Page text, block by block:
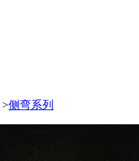
>侧弯系列